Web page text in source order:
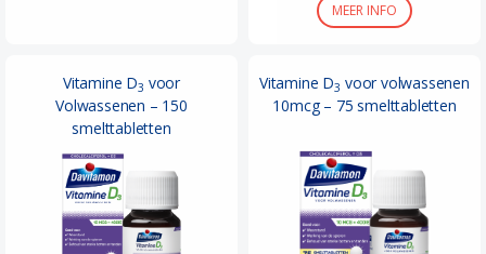
MEER INFO
Vitamine D3 voor
Volwassenen – 150
smelttabletten
Vitamine D3 voor volwassenen
10mcg – 75 smelttabletten